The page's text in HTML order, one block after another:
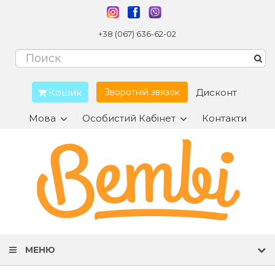
+38 (067) 636-62-02
Кошик Зворотній звязок Дисконт
Мова Особистий Кабінет Контакти
МЕНЮ